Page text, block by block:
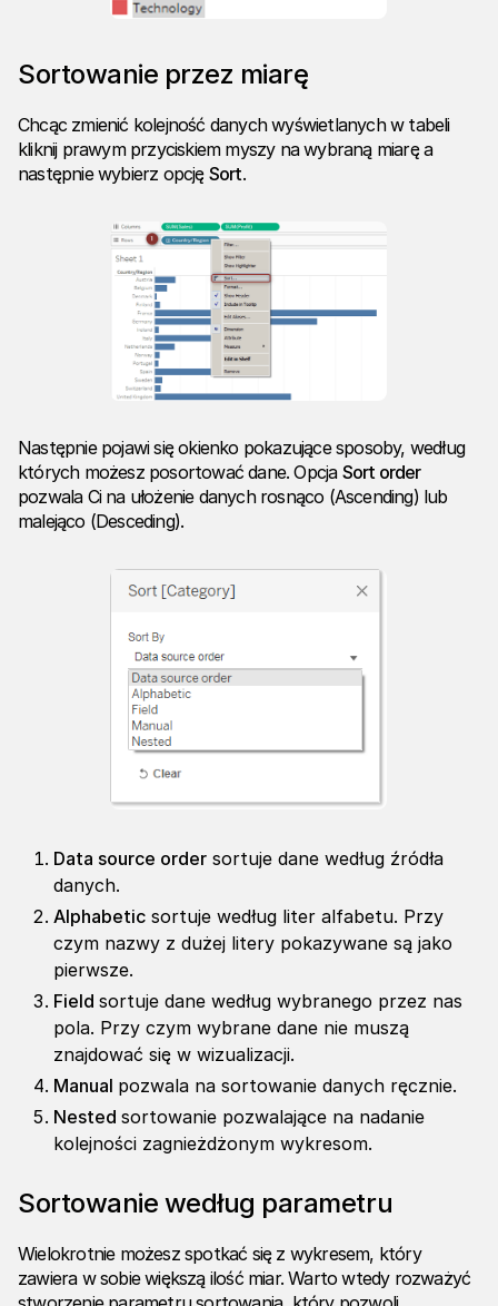
Sortowanie przez miarę
Chcąc zmienić kolejność danych wyświetlanych w tabeli
kliknij prawym przyciskiem myszy na wybraną miarę a
następnie wybierz opcję Sort.
Następnie pojawi się okienko pokazujące sposoby, według
których możesz posortować dane. Opcja Sort order
pozwala Ci na ułożenie danych rosnąco (Ascending) lub
malejąco (Desceding).
Data source order sortuje dane według źródła
danych.
Alphabetic sortuje według liter alfabetu. Przy
czym nazwy z dużej litery pokazywane są jako
pierwsze.
Field sortuje dane według wybranego przez nas
pola. Przy czym wybrane dane nie muszą
znajdować się w wizualizacji.
Manual pozwala na sortowanie danych ręcznie.
Nested sortowanie pozwalające na nadanie
kolejności zagnieżdżonym wykresom.
Sortowanie według parametru
Wielokrotnie możesz spotkać się z wykresem, który
zawiera w sobie większą ilość miar. Warto wtedy rozważyć